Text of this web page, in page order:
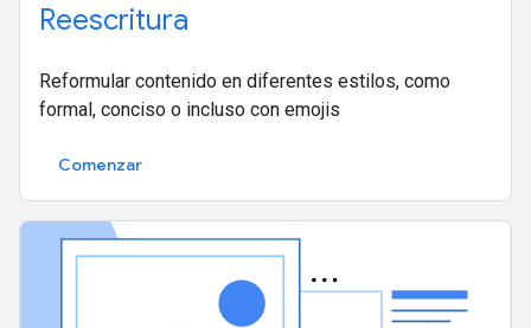
Reescritura
Reformular contenido en diferentes estilos, como
formal, conciso o incluso con emojis
Comenzar